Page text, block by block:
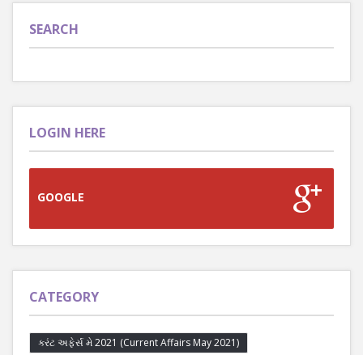
SEARCH
LOGIN HERE
GOOGLE
CATEGORY
કરંટ અફેર્સ મે 2021 (Current Affairs May 2021)